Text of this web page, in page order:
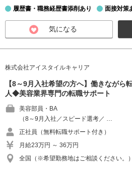
履歴書・職務経歴書添削あり 面接対策
気になる
株式会社アイスタイルキャリア
【8～9月入社希望の方へ】働きなが
人◆美容業界専門の転職サポート
美容部員・BA
（8～9月入社／スピード選考／ …
正社員（無料転職サポート付き）
月給23万円 ～ 36万円
全国（※希望勤務地はご相談ください。）